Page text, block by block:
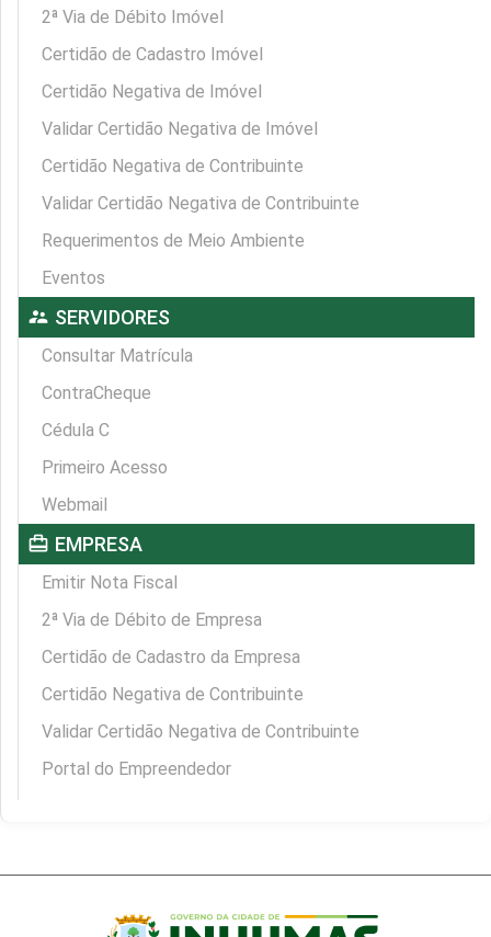
2ª Via de Débito Imóvel
Certidão de Cadastro Imóvel
Certidão Negativa de Imóvel
Validar Certidão Negativa de Imóvel
Certidão Negativa de Contribuinte
Validar Certidão Negativa de Contribuinte
Requerimentos de Meio Ambiente
Eventos
supervisor_account SERVIDORES
Consultar Matrícula
ContraCheque
Cédula C
Primeiro Acesso
Webmail
card_travel EMPRESA
Emitir Nota Fiscal
2ª Via de Débito de Empresa
Certidão de Cadastro da Empresa
Certidão Negativa de Contribuinte
Validar Certidão Negativa de Contribuinte
Portal do Empreendedor